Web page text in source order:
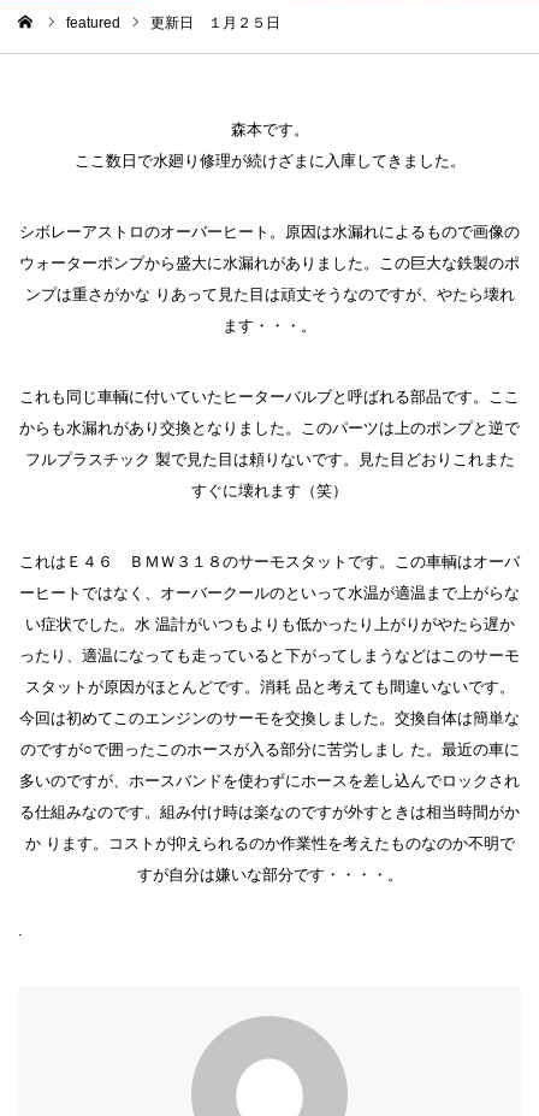
featured 更新日 １月２５日
森本です。
ここ数日で水廻り修理が続けざまに入庫してきました。
シボレーアストロのオーバーヒート。原因は水漏れによるもので画像の
ウォーターポンプから盛大に水漏れがありました。この巨大な鉄製のポ
ンプは重さがかな りあって見た目は頑丈そうなのですが、やたら壊れ
ます・・・。
これも同じ車輌に付いていたヒーターバルブと呼ばれる部品です。ここ
からも水漏れがあり交換となりました。このパーツは上のポンプと逆で
フルプラスチック 製で見た目は頼りないです。見た目どおりこれまた
すぐに壊れます（笑）
これはＥ４６ ＢＭＷ３１８のサーモスタットです。この車輌はオーバ
ーヒートではなく、オーバークールのといって水温が適温まで上がらな
い症状でした。水 温計がいつもよりも低かったり上がりがやたら遅か
ったり、適温になっても走っていると下がってしまうなどはこのサーモ
スタットが原因がほとんどです。消耗 品と考えても間違いないです。
今回は初めてこのエンジンのサーモを交換しました。交換自体は簡単な
のですが○で囲ったこのホースが入る部分に苦労しまし た。最近の車に
多いのですが、ホースバンドを使わずにホースを差し込んでロックされ
る仕組みなのです。組み付け時は楽なのですが外すときは相当時間がか
か ります。コストが抑えられるのか作業性を考えたものなのか不明で
すが自分は嫌いな部分です・・・・。
.